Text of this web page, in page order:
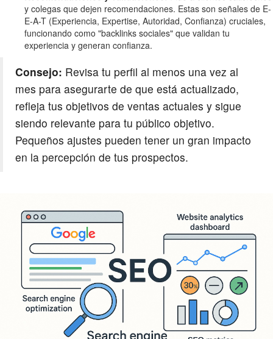
y colegas que dejen recomendaciones. Estas son señales de E-
E-A-T (Experiencia, Expertise, Autoridad, Confianza) cruciales,
funcionando como "backlinks sociales" que validan tu
experiencia y generan confianza.
Consejo: Revisa tu perfil al menos una vez al
mes para asegurarte de que está actualizado,
refleja tus objetivos de ventas actuales y sigue
siendo relevante para tu público objetivo.
Pequeños ajustes pueden tener un gran impacto
en la percepción de tus prospectos.